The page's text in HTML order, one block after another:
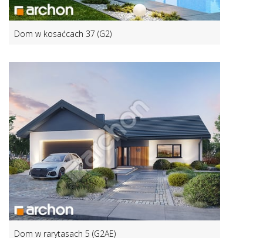
Dom w kosaćcach 37 (G2)
Dom w rarytasach 5 (G2AE)